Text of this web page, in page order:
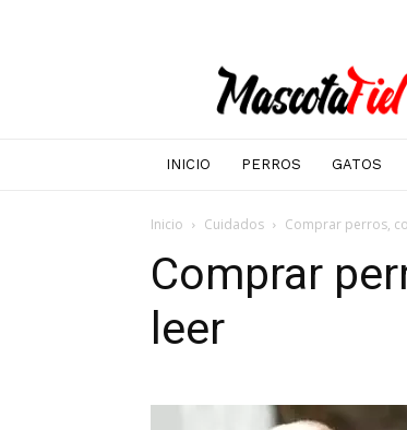
INICIO PERROS GATOS
Inicio Cuidados Comprar perros,
Comprar
leer